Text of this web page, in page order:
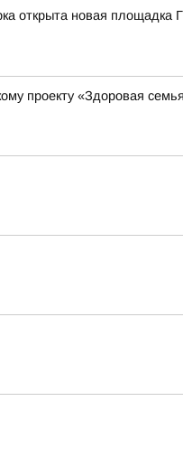
открыта новая площадка
проекту «Здоровая